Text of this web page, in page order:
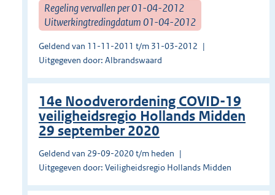
Regeling vervallen per 01-04-2012
Uitwerkingtredingdatum 01-04-2012
Geldend van 11-11-2011 t/m 31-03-2012
Uitgegeven door: Albrandswaard
14e Noodverordening COVID-19
veiligheidsregio Hollands Midden
29 september 2020
Geldend van 29-09-2020 t/m heden
Uitgegeven door: Veiligheidsregio Hollands Midden